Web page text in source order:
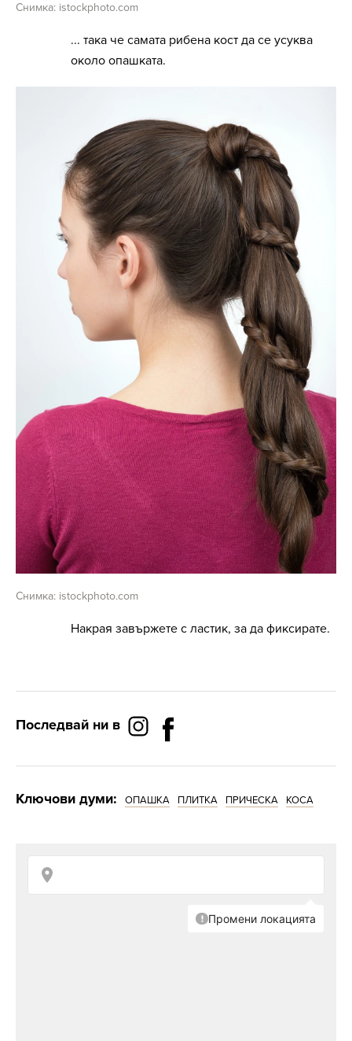
Снимка: istockphoto.com
... така че самата рибена кост да се усуква
около опашката.
Снимка: istockphoto.com
Накрая завържете с ластик, за да фиксирате.
Последвай ни в
Ключови думи: ОПАШКА ПЛИТКА ПРИЧЕСКА КОСА